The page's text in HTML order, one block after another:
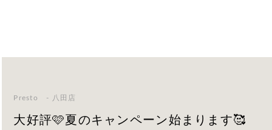
Presto - 八田店
大好評🩷夏のキャンペーン始まります🥰